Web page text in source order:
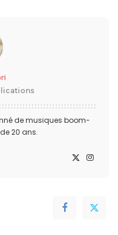
de musiques boom-
20 ans.